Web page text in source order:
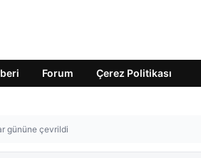
Forum Çerez Politikası
gününe çevrildi